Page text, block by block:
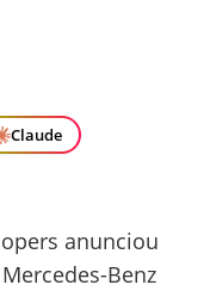
Claude
anunciou
Benz